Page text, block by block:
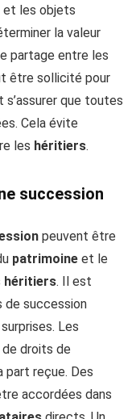
et les objets
la valeur
partage entre les
être sollicité pour
s’assurer que toutes
Cela évite
les héritiers.
succession
peuvent être
patrimoine et le
héritiers. Il est
de succession
Les
droits de
part reçue. Des
accordées dans